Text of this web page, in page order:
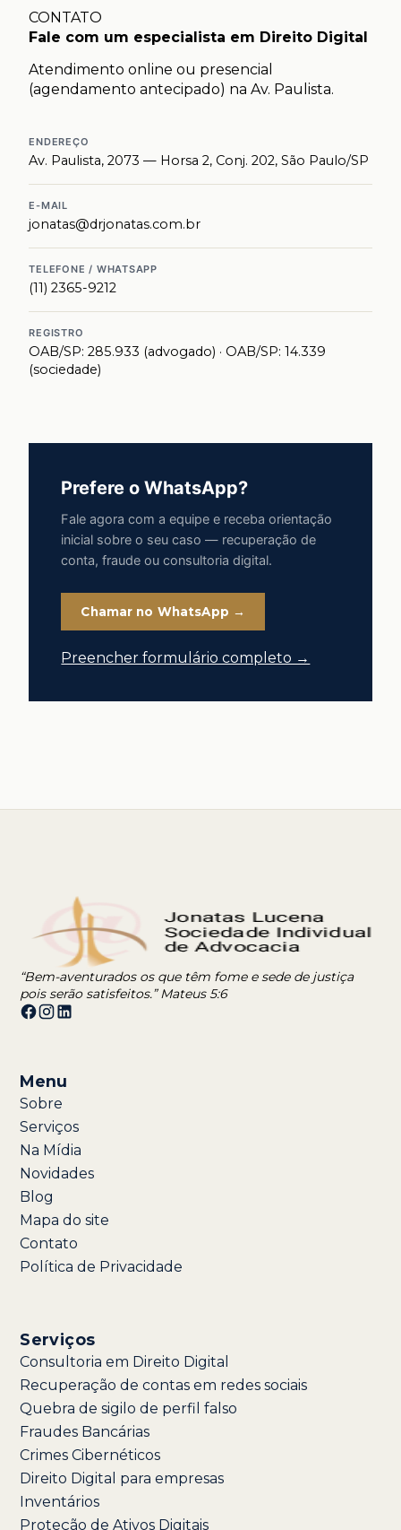
CONTATO
Fale com um especialista em Direito Digital
Atendimento online ou presencial
(agendamento antecipado) na Av. Paulista.
ENDEREÇO
Av. Paulista, 2073 — Horsa 2, Conj. 202, São Paulo/SP
E-MAIL
jonatas@drjonatas.com.br
TELEFONE / WHATSAPP
(11) 2365-9212
REGISTRO
OAB/SP: 285.933 (advogado) · OAB/SP: 14.339
(sociedade)
Prefere o WhatsApp?
Fale agora com a equipe e receba orientação
inicial sobre o seu caso — recuperação de
conta, fraude ou consultoria digital.
Chamar no WhatsApp →
Preencher formulário completo →
“Bem-aventurados os que têm fome e sede de justiça
pois serão satisfeitos.” Mateus 5:6
Menu
Sobre
Serviços
Na Mídia
Novidades
Blog
Mapa do site
Contato
Política de Privacidade
Serviços
Consultoria em Direito Digital
Recuperação de contas em redes sociais
Quebra de sigilo de perfil falso
Fraudes Bancárias
Crimes Cibernéticos
Direito Digital para empresas
Inventários
Proteção de Ativos Digitais